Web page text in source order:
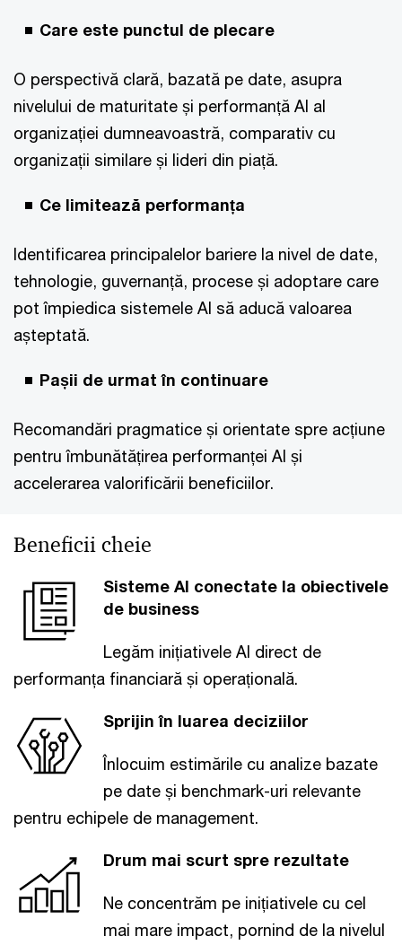
Care este punctul de plecare
O perspectivă clară, bazată pe date, asupra
nivelului de maturitate și performanță AI al
organizației dumneavoastră, comparativ cu
organizații similare și lideri din piață.
Ce limitează performanța
Identificarea principalelor bariere la nivel de date,
tehnologie, guvernanță, procese și adoptare care
pot împiedica sistemele AI să aducă valoarea
așteptată.
Pașii de urmat în continuare
Recomandări pragmatice și orientate spre acțiune
pentru îmbunătățirea performanței AI și
accelerarea valorificării beneficiilor.
Beneficii cheie
Sisteme AI conectate la obiectivele
de business
Legăm inițiativele AI direct de
performanța financiară și operațională.
Sprijin în luarea deciziilor
Înlocuim estimările cu analize bazate
pe date și benchmark-uri relevante
pentru echipele de management.
Drum mai scurt spre rezultate
Ne concentrăm pe inițiativele cu cel
mai mare impact, pornind de la nivelul